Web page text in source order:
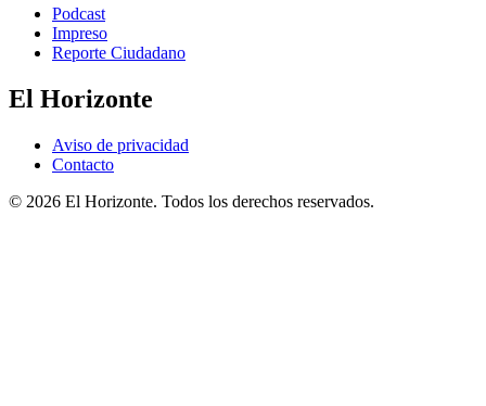
Podcast
Impreso
Reporte Ciudadano
El Horizonte
Aviso de privacidad
Contacto
© 2026 El Horizonte. Todos los derechos reservados.